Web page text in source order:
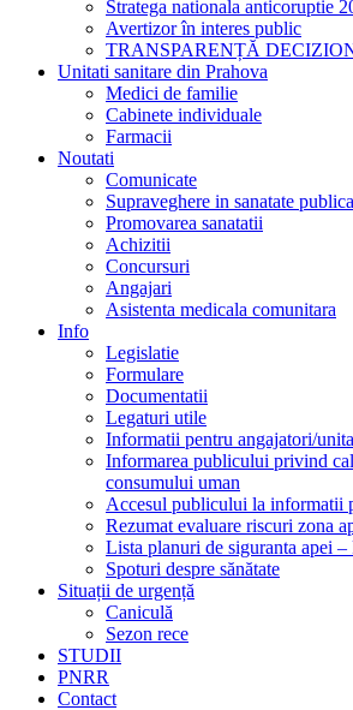
Stratega nationala anticoruptie
Avertizor în interes public
TRANSPARENȚĂ
Unitati sanitare din Prahova
Medici de familie
Cabinete individuale
Farmacii
Noutati
Comunicate
Supraveghere in sanatate publica
Promovarea sanatatii
Achizitii
Concursuri
Angajari
Asistenta medicala comunitara
Info
Legislatie
Formulare
Documentatii
Legaturi utile
Informatii pentru angajatori/
Informarea publicului privind
consumului uman
Accesul publicului la informatii
Rezumat evaluare riscuri zona
Lista planuri de siguranta apei –
Spoturi despre sănătate
Situații de urgență
Caniculă
Sezon rece
STUDII
PNRR
Contact